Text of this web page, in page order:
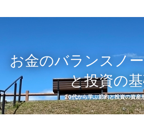
お金のバランス
と投資の
20代から学ぶ節約と投資の資産